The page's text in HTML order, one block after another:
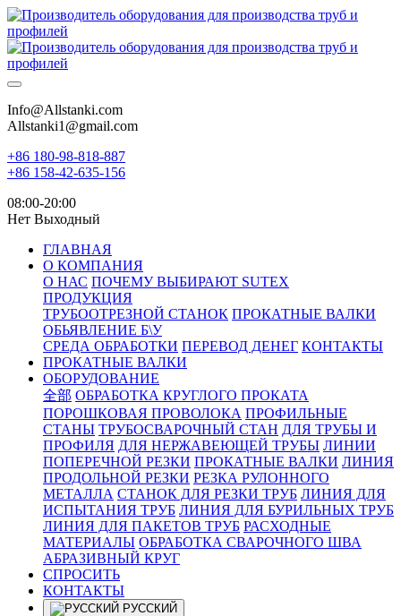
Info@Allstanki.com
Allstanki1@gmail.com
+86 180-98-818-887
+86 158-42-635-156
08:00-20:00
Нет Выходный
ГЛАВНАЯ
О КОМПАНИЯ
О НАС ПОЧЕМУ ВЫБИРАЮТ SUTEX
ПРОДУКЦИЯ
ТРУБООТРЕЗНОЙ СТАНОК ПРОКАТНЫЕ ВАЛКИ
ОБЬЯВЛЕНИЕ Б\У
СРЕДА ОБРАБОТКИ ПЕРЕВОД ДЕНЕГ КОНТАКТЫ
ПРОКАТНЫЕ ВАЛКИ
ОБОРУДОВАНИЕ
全部 ОБРАБОТКА КРУГЛОГО ПРОКАТА
ПОРОШКОВАЯ ПРОВОЛОКА ПРОФИЛЬНЫЕ
СТАНЫ ТРУБОСВАРОЧНЫЙ СТАН ДЛЯ ТРУБЫ И
ПРОФИЛЯ ДЛЯ НЕРЖАВЕЮЩЕЙ ТРУБЫ ЛИНИИ
ПОПЕРЕЧНОЙ РЕЗКИ ПРОКАТНЫЕ ВАЛКИ ЛИНИЯ
ПРОДОЛЬНОЙ РЕЗКИ РЕЗКА РУЛОННОГО
МЕТАЛЛА СТАНОК ДЛЯ РЕЗКИ ТРУБ ЛИНИЯ ДЛЯ
ИСПЫТАНИЯ ТРУБ ЛИНИЯ ДЛЯ БУРИЛЬНЫХ ТРУБ
ЛИНИЯ ДЛЯ ПАКЕТОВ ТРУБ РАСХОДНЫЕ
МАТЕРИАЛЫ OБРАБОТКА СВАРОЧНОГО ШВА
АБРАЗИВНЫЙ КРУГ
СПРОСИТЬ
КОНТАКТЫ
РУССКИЙ